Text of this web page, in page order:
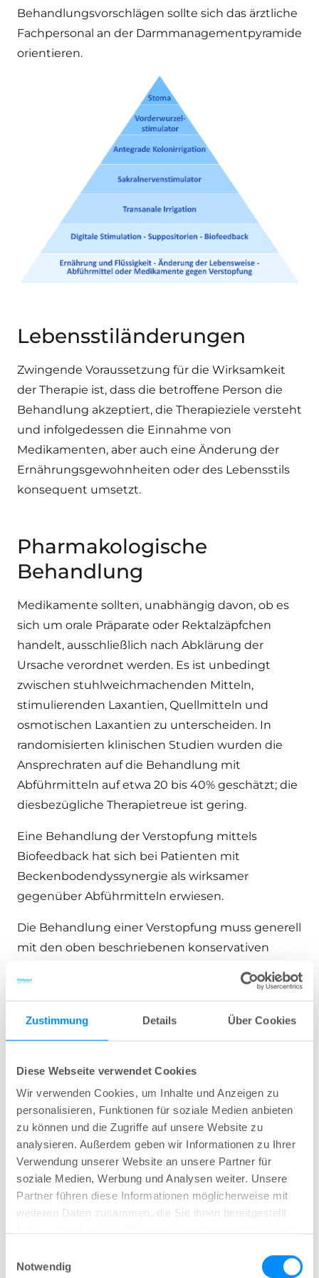
Zustimmung Details Über Cookies
Diese Webseite verwendet Cookies
Wir verwenden Cookies, um Inhalte und Anzeigen zu
personalisieren, Funktionen für soziale Medien anbieten
zu können und die Zugriffe auf unsere Website zu
analysieren. Außerdem geben wir Informationen zu Ihrer
Verwendung unserer Website an unsere Partner für
soziale Medien, Werbung und Analysen weiter. Unsere
Partner führen diese Informationen möglicherweise mit
weiteren Daten zusammen, die Sie ihnen bereitgestellt
Notwendig
Behandlungsvorschlägen sollte sich das ärztliche
Fachpersonal an der Darmmanagementpyramide
orientieren.
Lebensstiländerungen
Zwingende Voraussetzung für die Wirksamkeit
der Therapie ist, dass die betroffene Person die
Behandlung akzeptiert, die Therapieziele versteht
und infolgedessen die Einnahme von
Medikamenten, aber auch eine Änderung der
Ernährungsgewohnheiten oder des Lebensstils
konsequent umsetzt.
Pharmakologische
Behandlung
Medikamente sollten, unabhängig davon, ob es
sich um orale Präparate oder Rektalzäpfchen
handelt, ausschließlich nach Abklärung der
Ursache verordnet werden. Es ist unbedingt
zwischen stuhlweichmachenden Mitteln,
stimulierenden Laxantien, Quellmitteln und
osmotischen Laxantien zu unterscheiden. In
randomisierten klinischen Studien wurden die
Ansprechraten auf die Behandlung mit
Abführmitteln auf etwa 20 bis 40% geschätzt; die
diesbezügliche Therapietreue ist gering.
Eine Behandlung der Verstopfung mittels
Biofeedback hat sich bei Patienten mit
Beckenbodendyssynergie als wirksamer
gegenüber Abführmitteln erwiesen.
Die Behandlung einer Verstopfung muss generell
mit den oben beschriebenen konservativen
Patienten nicht auf eine medikamentöse
kommen gegebenenfalls nicht-
TAI und Akupunktur in Frage.) Die Diagnose „STC“
wird oft erst gestellt, wenn sich diese Schritte als
unwirksam erwiesen haben. Für STC-Patienten,
die auf konservative Behandlungen nicht
ansprechen, steht eine Vielzahl an chirurgischen
Ansätzen zur Verfügung.
Die transanale Irrigation ist eine gut geeignete